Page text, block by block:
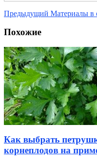
Предыдущий Материалы в
Похожие
Как выбрать
корнеплодов на